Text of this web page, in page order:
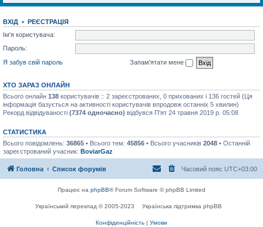
ВХІД • РЕЄСТРАЦІЯ
Ім'я користувача:
Пароль:
Я забув свій пароль
Запам'ятати мене
ХТО ЗАРАЗ ОНЛАЙН
Всього онлайн 138 користувачів :: 2 зареєстрованих, 0 прихованих і 136 гостей (Ця
інформація базується на активності користувачів впродовж останніх 5 хвилин)
Рекорд відвідуваності (7374 одночасно) відбувся П'ят 24 травня 2019 р. 05:08
СТАТИСТИКА
Всього повідомлень: 36865 • Всього тем: 45856 • Всього учасників 2048 • Останній
зареєстрований учасник: BoviarGaz
Головна Список форумів Часовий пояс UTC+03:00
Працює на phpBB® Forum Software © phpBB Limited
Український переклад © 2005-2023 Українська підтримка phpBB
Конфіденційність | Умови